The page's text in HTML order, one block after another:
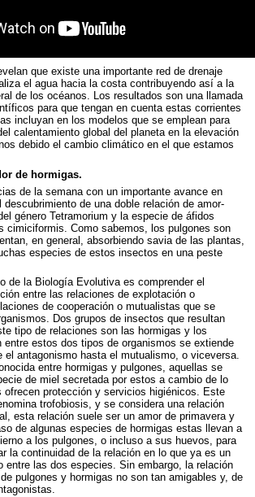
que existe una importante red de drenaje
el agua hacia la costa contribuyendo así a la
de los océanos. Los resultados son una llamada
para que tengan en cuenta estas corrientes
incluyan en los modelos que se emplean para
calentamiento global del planeta en la elevación
debido el cambio climático en el que estamos
de hormigas.
de la semana con un importante avance en
de una doble relación de amor-
género Tetramorium y la especie de áfidos
cimiciformis. Como sabemos, los pulgones son
en general, absorbiendo savia de las plantas,
especies de estos insectos en una peste
de la Biología Evolutiva es comprender el
entre las relaciones de explotación o
de cooperación o mutualistas que se
Dos grupos de insectos que resultan
tipo de relaciones son las hormigas y los
entre estos dos tipos de organismos se extiende
el antagonismo hasta el mutualismo, o viceversa.
entre hormigas y pulgones, aquellas se
de miel secretada por estos a cambio de lo
ofrecen protección y servicios higiénicos. Este
trofobiosis, y se considera una relación
esta relación suele ser un amor de primavera y
de algunas especies de hormigas estas llevan a
a los pulgones, o incluso a sus huevos, para
la continuidad de la relación en lo que ya es un
entre las dos especies. Sin embargo, la relación
pulgones y hormigas no son tan amigables y, de